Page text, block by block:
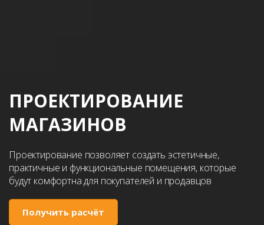
ПРОЕКТИРОВАНИЕ
МАГАЗИНОВ
Проектирование позволяет создать эстетичные,
практичные и функциональные помещения, которые
будут комфортна для покупателей и продавцов
Получить расчёт